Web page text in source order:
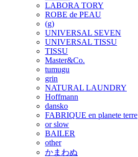
LABORA TORY
ROBE de PEAU
(g)
UNIVERSAL SEVEN
UNIVERSAL TISSU
TISSU
Master&Co.
tumugu
grin
NATURAL LAUNDRY
Hoffmann
dansko
FABRIQUE en planete terre
or slow
BAILER
other
かまわぬ